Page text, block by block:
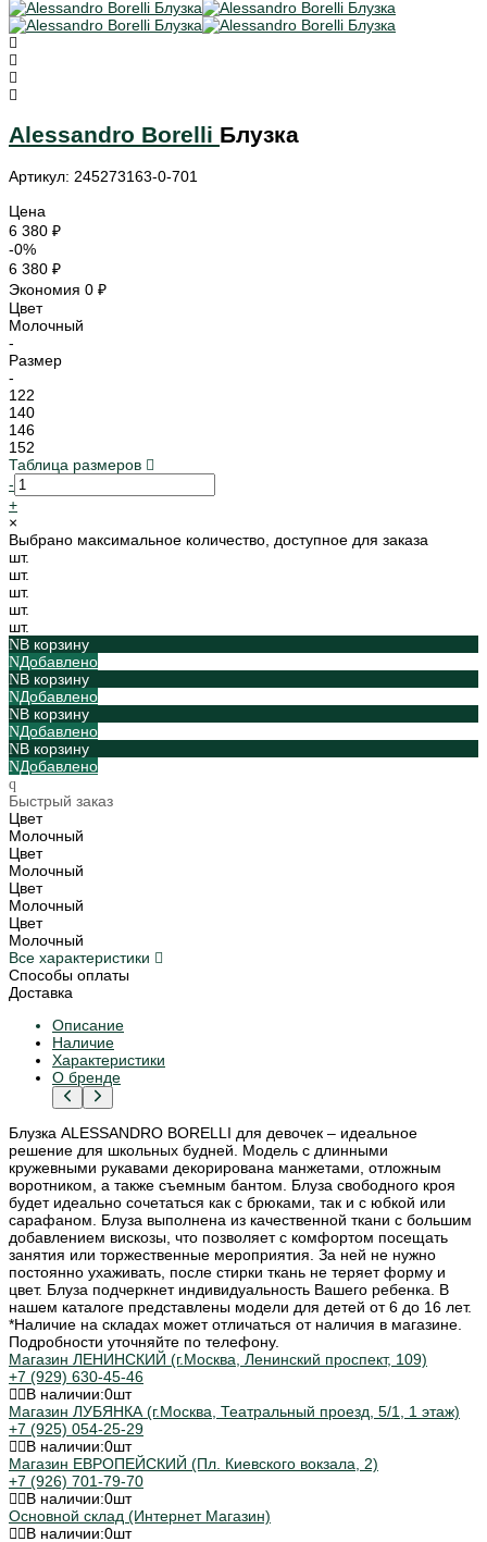
Alessandro Borelli Блузка
Артикул: 245273163-0-701
Цена
6 380 ₽
-0%
6 380 ₽
Экономия 0 ₽
Цвет
Молочный
-
Размер
-
122
140
146
152
Таблица размеров
-
+
×
Выбрано максимальное количество, доступное для заказа
шт.
шт.
шт.
шт.
шт.
В корзину
Добавлено
В корзину
Добавлено
В корзину
Добавлено
В корзину
Добавлено
Быстрый заказ
Цвет
Молочный
Цвет
Молочный
Цвет
Молочный
Цвет
Молочный
Все характеристики
Способы оплаты
Доставка
Описание
Наличие
Характеристики
О бренде
Блузка ALESSANDRO BORELLI для девочек – идеальное
решение для школьных будней. Модель с длинными
кружевными рукавами декорирована манжетами, отложным
воротником, а также съемным бантом. Блуза свободного кроя
будет идеально сочетаться как с брюками, так и с юбкой или
сарафаном. Блуза выполнена из качественной ткани с большим
добавлением вискозы, что позволяет с комфортом посещать
занятия или торжественные мероприятия. За ней не нужно
постоянно ухаживать, после стирки ткань не теряет форму и
цвет. Блуза подчеркнет индивидуальность Вашего ребенка. В
нашем каталоге представлены модели для детей от 6 до 16 лет.
*Наличие на складах может отличаться от наличия в магазине.
Подробности уточняйте по телефону.
Магазин ЛЕНИНСКИЙ (г.Москва, Ленинский проспект, 109)
+7 (929) 630-45-46
В наличии:0шт
Магазин ЛУБЯНКА (г.Москва, Театральный проезд, 5/1, 1 этаж)
+7 (925) 054-25-29
В наличии:0шт
Магазин ЕВРОПЕЙСКИЙ (Пл. Киевского вокзала, 2)
+7 (926) 701-79-70
В наличии:0шт
Основной склад (Интернет Магазин)
В наличии:0шт